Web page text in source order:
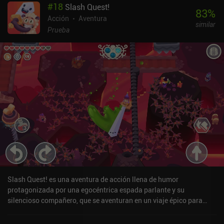
perdamos. Los enemigos parecen distintos, pero todos utilizan los
mismos patrones de ataque. Así que, aparte de un par de
monstruos voladores o reptantes, el combate es un poco
la espalda y tenemos que vigilar constantemente nuestra
resistencia, pero eso es todo en cuanto a mecánica de lucha. A
pesar de su jugabilidad un tanto anodina, el juego me sorprendió
positivamente. A primera vista, parecía un "proyecto de fin de
semana" indie barato y lleno de anuncios, de los que ya están
llenas las tiendas de aplicaciones. Pero en realidad ofrece una
experiencia sólida con buenos gráficos, animaciones fluidas y un
recorrido por mazmorras que no supone ningún reto. Ghoul Castle
es gratuito en Android y cuesta 1,99 $ en iOS. En ambas
plataformas, también tiene iAPs para pociones y algo de
equipamiento. Sin embargo, nada de esto es necesario para
terminar el juego. Ghoul Castle es un sólido dungeon crawler en 3D
que puede satisfacer tus necesidades si buscas algo casual para
jugar en sesiones cortas.
#18 Slash Quest!
Acción
Aventura
Prueba
83%
similar
Slash Quest! es una aventura de acción llena de humor
protagonizada por una egocéntrica espada parlante y su
silencioso compañero, que se aventuran en un viaje épico para